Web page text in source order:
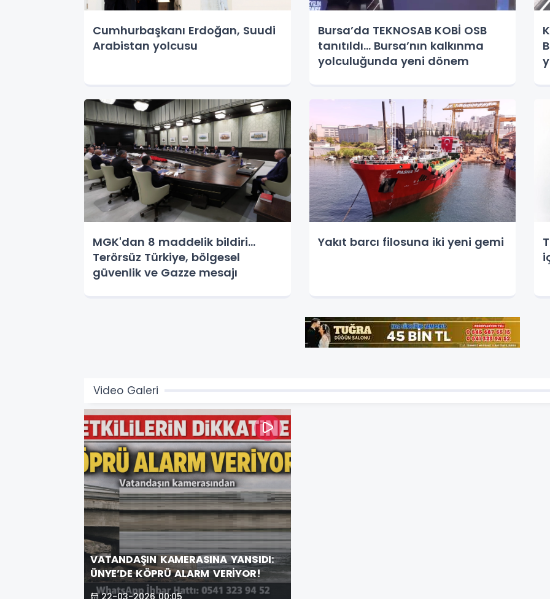
Cumhurbaşkanı Erdoğan, Suudi
Arabistan yolcusu
Bursa’da TEKNOSAB KOBİ OSB
tanıtıldı... Bursa’nın kalkınma
yolculuğunda yeni dönem
MGK'dan 8 maddelik bildiri...
Terörsüz Türkiye, bölgesel
güvenlik ve Gazze mesajı
Yakıt barcı filosuna iki yeni gemi
Video Galeri
VATANDAŞIN KAMERASINA YANSIDI:
ÜNYE’DE KÖPRÜ ALARM VERİYOR!
22-03-2026 00:05